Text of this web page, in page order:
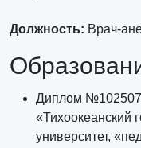
Должность: Врач-
Диплом
«Тихоокеанский
университет,